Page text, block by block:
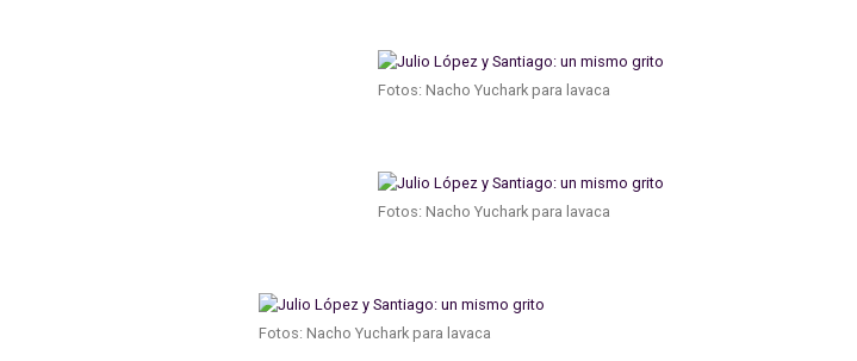
Fotos: Nacho Yuchark para lavaca
Fotos: Nacho Yuchark para lavaca
Fotos: Nacho Yuchark para lavaca